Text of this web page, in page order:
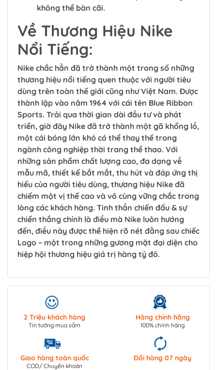
không thể bàn cãi.
Về Thương Hiệu Nike
Nổi Tiếng:
Nike chắc hẳn đã trở thành một trong số những
thương hiệu nổi tiếng quen thuộc với người tiêu
dùng trên toàn thế giới cũng như Việt Nam. Được
thành lập vào năm 1964 với cái tên Blue Ribbon
Sports. Trải qua thời gian dài đầu tư và phát
triển, giờ đây Nike đã trở thành một gã khổng lồ,
một cái bóng lớn khó có thể thay thế trong
ngành công nghiệp thời trang thể thao. Với
những sản phẩm chất lượng cao, đa dạng về
mẫu mã, thiết kế bắt mắt, thu hút và đáp ứng thị
hiếu của người tiêu dùng, thương hiệu Nike đã
chiếm một vị thế cao và vô cùng vững chắc trong
lòng các khách hàng. Tinh thần chiến đấu & sự
chiến thắng chính là điều mà Nike luôn hướng
đến, điều này được thể hiện rõ nét đằng sau chiếc
Logo – một trong những gương mặt đại diện cho
hiệp hội thương hiệu giá trị hàng tỷ đô.
2 Triệu khách hàng
Tin tưởng mua sắm
Hàng chính hãng
100% chính hãng
Giao hàng toàn quốc
COD/ Chuyển khoản
Đổi hàng 07 ngày